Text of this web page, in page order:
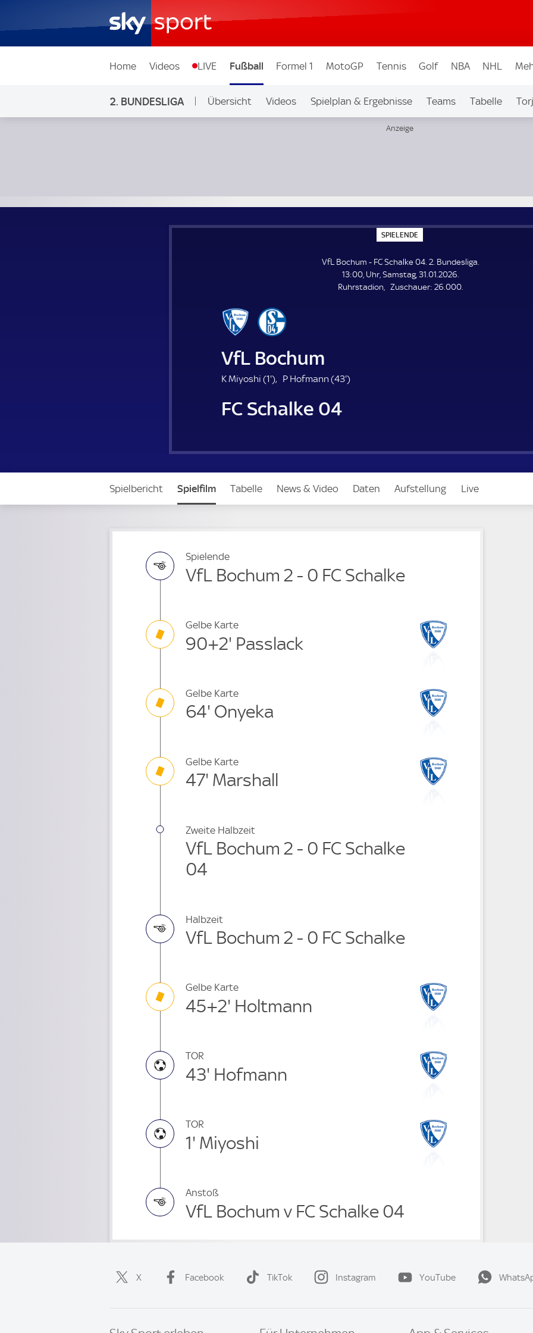
Home Videos LIVE Fußball Formel 1 MotoGP Tennis Golf NBA NHL
2. BUNDESLIGA Übersicht Videos Spielplan & Ergebnisse Teams Tabelle
SPIELENDE
P
E
L
E
N
VfL Bochum - FC Schalke 04. 2. Bundesliga.
13:00, Uhr, Samstag, 31.01.2026.
Ruhrstadion
Zuschauer: Z
26.000.
VfL Bochum
K Miyoshi (1'1
m
t
) P Hofmann (43'4
u
)
FC Schalke 04
Spielbericht Spielfilm Tabelle News & Video Daten Aufstellung Live
Spielende
VfL Bochum 2 - 0 FC Schalke
Gelbe Karte
90+2' Passlack
Gelbe Karte
64' Onyeka
Gelbe Karte
47' Marshall
Zweite Halbzeit
VfL Bochum 2 - 0 FC Schalke
04
Halbzeit
VfL Bochum 2 - 0 FC Schalke
Gelbe Karte
45+2' Holtmann
TOR
43' Hofmann
TOR
1' Miyoshi
Anstoß
VfL Bochum v FC Schalke 04
X Facebook TikTok Instagram YouTube